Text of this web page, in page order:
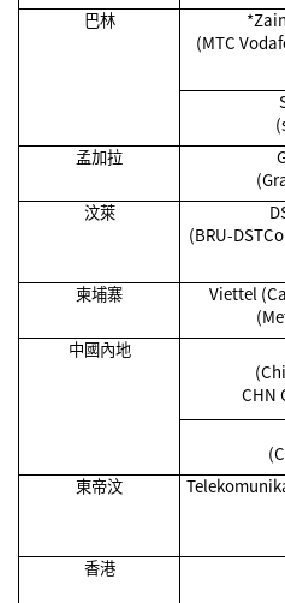
巴林
(MTC
孟加拉
汶萊
(BRU-
柬埔寨
Viettel
中國內地
CHN
東帝汶
香港